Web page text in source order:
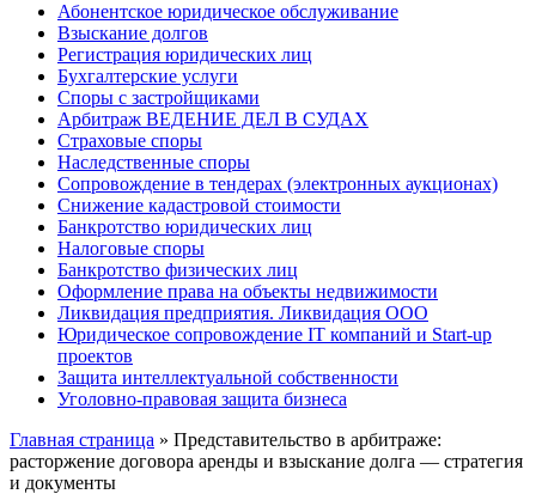
Абонентское юридическое обслуживание
Взыскание долгов
Регистрация юридических лиц
Бухгалтерские услуги
Споры с застройщиками
Арбитраж ВЕДЕНИЕ ДЕЛ В СУДАХ
Страховые споры
Наследственные споры
Сопровождение в тендерах (электронных аукционах)
Снижение кадастровой стоимости
Банкротство юридических лиц
Налоговые споры
Банкротство физических лиц
Оформление права на объекты недвижимости
Ликвидация предприятия. Ликвидация ООО
Юридическое сопровождение IT компаний и Start-up
проектов
Защита интеллектуальной собственности
Уголовно-правовая защита бизнеса
Главная страница » Представительство в арбитраже:
расторжение договора аренды и взыскание долга — стратегия
и документы